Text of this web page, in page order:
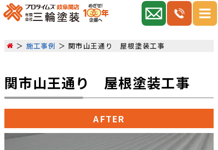
施工事例 関市山王通り 屋根塗装工事
関市山王通り 屋根塗装工事
AFTER